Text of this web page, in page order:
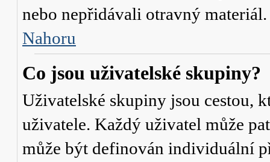
nebo nepřidávali otravný materiál.
Nahoru
Co jsou uživatelské skupiny?
Uživatelské skupiny jsou cestou,
uživatele. Každý uživatel může
může být definován individuální